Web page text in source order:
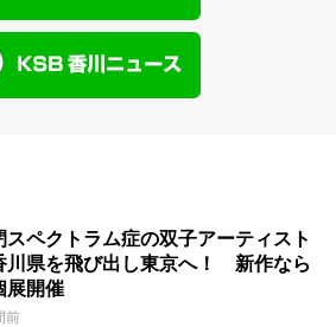
スペクトラム症の双子アーティスト
川県を飛び出し東京へ！ 新作なら
展開催
前